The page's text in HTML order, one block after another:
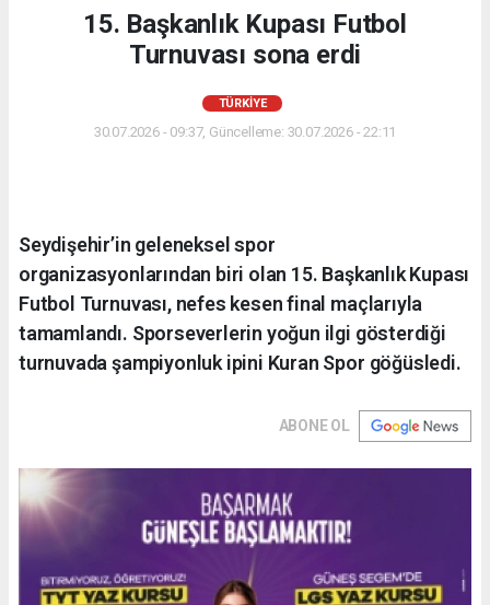
15. Başkanlık Kupası Futbol
Turnuvası sona erdi
TÜRKIYE
30.07.2026 - 09:37, Güncelleme: 30.07.2026 - 22:11
Seydişehir’in geleneksel spor
organizasyonlarından biri olan 15. Başkanlık Kupası
Futbol Turnuvası, nefes kesen final maçlarıyla
tamamlandı. Sporseverlerin yoğun ilgi gösterdiği
turnuvada şampiyonluk ipini Kuran Spor göğüsledi.
ABONE OL